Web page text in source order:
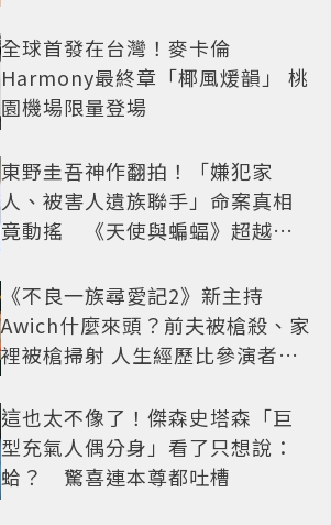
全球首發在台灣！麥卡倫
Harmony最終章「椰風煖韻」 桃
園機場限量登場
東野圭吾神作翻拍！「嫌犯家
人、被害人遺族聯手」命案真相
竟動搖 《天使與蝙蝠》超越懸
《不良一族尋愛記2》新主持
Awich什麼來頭？前夫被槍殺、家
裡被槍掃射 人生經歷比參演者還
這也太不像了！傑森史塔森「巨
型充氣人偶分身」看了只想說：
蛤？ 驚喜連本尊都吐槽